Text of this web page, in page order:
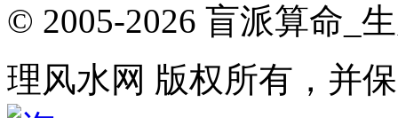
© 2005-2026 盲派算命_
理风水网 版权所有，并